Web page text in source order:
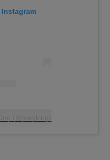
Instagram
(@joeyking)